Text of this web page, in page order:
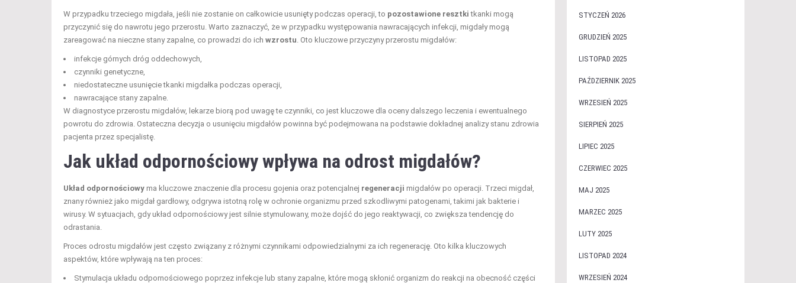
W przypadku trzeciego migdała, jeśli nie zostanie on całkowicie usunięty podczas operacji, to pozostawione resztki tkanki mogą
przyczynić się do nawrotu jego przerostu. Warto zaznaczyć, że w przypadku występowania nawracających infekcji, migdały mogą
zareagować na nieczne stany zapalne, co prowadzi do ich wzrostu . Oto kluczowe przyczyny przerostu migdałów:
infekcje górnych dróg oddechowych,
czynniki genetyczne,
niedostateczne usunięcie tkanki migdałka podczas operacji,
nawracające stany zapalne.
W diagnostyce przerostu migdałów, lekarze biorą pod uwagę te czynniki, co jest kluczowe dla oceny dalszego leczenia i ewentualnego
powrotu do zdrowia. Ostateczna decyzja o usunięciu migdałów powinna być podejmowana na podstawie dokładnej analizy stanu zdrowia
pacjenta przez specjalistę.
Jak układ odpornościowy wpływa na odrost migdałów?
Układ odpornościowy ma kluczowe znaczenie dla procesu gojenia oraz potencjalnej regeneracji migdałów po operacji. Trzeci migdał,
znany również jako migdał gardłowy, odgrywa istotną rolę w ochronie organizmu przed szkodliwymi patogenami, takimi jak bakterie i
wirusy. W sytuacjach, gdy układ odpornościowy jest silnie stymulowany, może dojść do jego reaktywacji, co zwiększa tendencję do
odrastania.
Proces odrostu migdałów jest często związany z różnymi czynnikami odpowiedzialnymi za ich regenerację. Oto kilka kluczowych
aspektów, które wpływają na ten proces:
Stymulacja układu odpornościowego poprzez infekcje lub stany zapalne, które mogą skłonić organizm do reakcji na obecność części
STYCZEŃ 2026
GRUDZIEŃ 2025
LISTOPAD 2025
PAŹDZIERNIK 2025
WRZESIEŃ 2025
SIERPIEŃ 2025
LIPIEC 2025
CZERWIEC 2025
MAJ 2025
MARZEC 2025
LUTY 2025
LISTOPAD 2024
WRZESIEŃ 2024